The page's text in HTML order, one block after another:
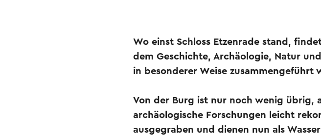
Wo einst Schloss Etzenrade stand,
dem Geschichte, Archäologie, Natur
in besonderer Weise zusammengeführt
Von der Burg ist nur noch wenig übrig,
archäologische Forschungen leicht
ausgegraben und dienen nun als